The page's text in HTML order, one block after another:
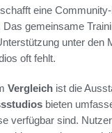
eine
gemeinsame
unter den
oft fehlt.
Vergleich ist die
bieten
verfügbar sind.